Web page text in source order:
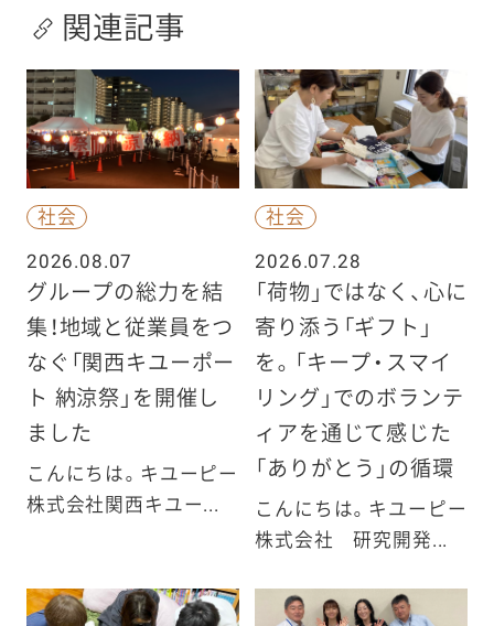
関連記事
社会
2026.08.07
グループの総力を結
集！地域と従業員をつ
なぐ「関西キユーポー
ト 納涼祭」を開催し
ました
こんにちは。キユーピー
株式会社関西キユー...
社会
2026.07.28
「荷物」ではなく、心に
寄り添う「ギフト」
を。「キープ・スマイ
リング」でのボランテ
ィアを通じて感じた
「ありがとう」の循環
こんにちは。キユーピー
株式会社 研究開発...